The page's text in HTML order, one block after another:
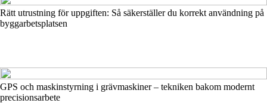
Rätt utrustning för uppgiften: Så säkerställer du korrekt användning på
byggarbetsplatsen
GPS och maskinstyrning i grävmaskiner – tekniken bakom modernt
precisionsarbete